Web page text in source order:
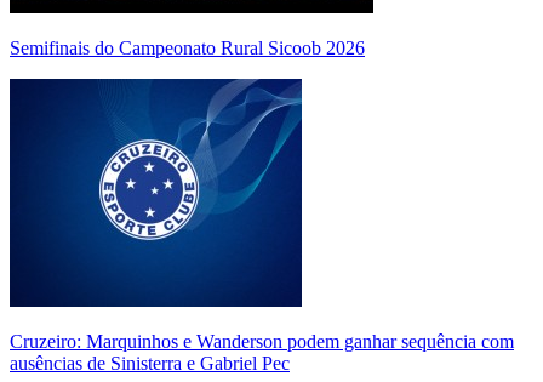
Semifinais do Campeonato Rural Sicoob 2026
Cruzeiro: Marquinhos e Wanderson podem ganhar sequência com
ausências de Sinisterra e Gabriel Pec